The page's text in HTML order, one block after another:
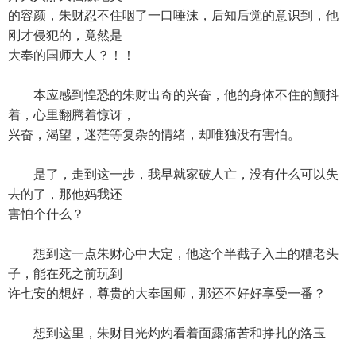
的容颜，朱财忍不住咽了一口唾沫，后知后觉的意识到，他
刚才侵犯的，竟然是
大奉的国师大人？！！
本应感到惶恐的朱财出奇的兴奋，他的身体不住的颤抖
着，心里翻腾着惊讶，
兴奋，渴望，迷茫等复杂的情绪，却唯独没有害怕。
是了，走到这一步，我早就家破人亡，没有什么可以失
去的了，那他妈我还
害怕个什么？
想到这一点朱财心中大定，他这个半截子入土的糟老头
子，能在死之前玩到
许七安的想好，尊贵的大奉国师，那还不好好享受一番？
想到这里，朱财目光灼灼看着面露痛苦和挣扎的洛玉